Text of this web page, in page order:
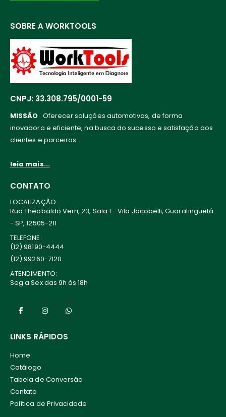
SOBRE A WORKTOOLS
CNPJ: 33.308.795/0001-59
MISSÃO Oferecer soluções automotivas, de forma
inovadora e eficiente, na busca do sucesso e satisfação dos
clientes e parceiros.
leia mais...
CONTATO
LOCALIZAÇÃO:
Rua Theobaldo Verri, 23, Sala 1 - Vila Jacobelli, Guaratinguetá
- SP, 12505-211
TELEFONE:
(12) 98190-4444
(12) 99260-7120
ATENDIMENTO:
Seg a Sex das 9h às 18h
LINKS RÁPIDOS
Home
Catálogo
Tabela de Conversão
Contato
Política de Privacidade